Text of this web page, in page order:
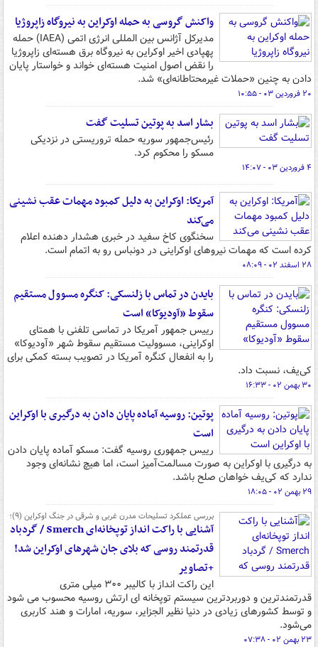
واکنش گروسی به حمله اوکراین به نیروگاه زاپروژیا
مدیرکل آژانس بین المللی انرژی اتمی (IAEA) حمله
پهپادی اخیر اوکراین به نیروگاه برق هسته‌ای زاپروژیا
را نقض اصول امنیت هسته‌ای خواند و خواستار پایان
دادن به چنین «حملات غیرمحتاطانه‌ای» شد.
۲۰ فروردین ۰۳ - ۱۰:۵۵
بشار اسد به پوتین تسلیت گفت
رئیس‌جمهور سوریه حمله تروریستی در نزدیکی
مسکو را محکوم کرد.
۴ فروردین ۰۳ - ۱۴:۰۷
آمریکا: اوکراین به دلیل کمبود مهمات عقب نشینی
می‌کند
سخنگوی کاخ سفید در خبری هشدار دهنده اعلام
کرده است که مهمات نیروهای اوکراینی در دونباس رو به اتمام است.
۲۸ اسفند ۰۲ - ۰۸:۰۹
بایدن در تماس با زلنسکی: کنگره مسوول مستقیم
سقوط «آودیوکا» است
رییس جمهور آمریکا در تماسی تلفنی با همتای
اوکراینی، مسوولیت مستقیم سقوط شهر «آودیوکا»
را به انفعال کنگره آمریکا در تصویب بسته کمکی برای
کی‌یف، نسبت داد.
۳۰ بهمن ۰۲ - ۱۶:۳۳
پوتین: روسیه آماده پایان دادن به درگیری با اوکراین
است
رییس جمهوری روسیه گفت: مسکو آماده پایان دادن
به درگیری با اوکراین به صورت مسالمت‌آمیز است، اما هیچ نشانه‌ای وجود
ندارد که کی‌یف خواهان صلح باشد.
۲۹ بهمن ۰۲ - ۱۸:۰۵
بررسی عملکرد تسلیحات مدرن غربی و شرقی در جنگ اوکراین (۹)؛
آشنایی با راکت انداز توپخانه‌ای Smerch / گردباد
قدرتمند روسی که بلای جان شهرهای اوکراین شد!
+تصاویر
این راکت انداز با کالیبر ۳۰۰ میلی متری
قدرتمندترین و دوربردترین سیستم توپخانه ای ارتش روسیه محسوب می شود
و توسط کشورهای زیادی در دنیا نظیر الجزایر، سوریه، امارات و هند کاربری
می‌شود.
۲۳ بهمن ۰۲ - ۰۷:۳۸